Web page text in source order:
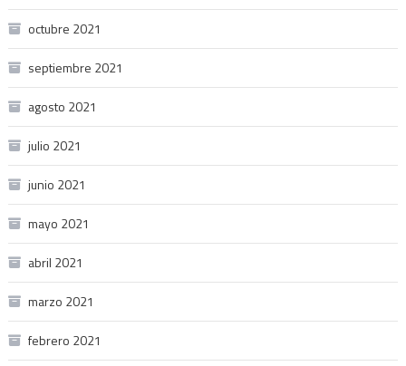
octubre 2021
septiembre 2021
agosto 2021
julio 2021
junio 2021
mayo 2021
abril 2021
marzo 2021
febrero 2021